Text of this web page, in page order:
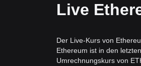
Live
Der Live-Kurs von
Ethereum ist in den
Umrechnungskurs von